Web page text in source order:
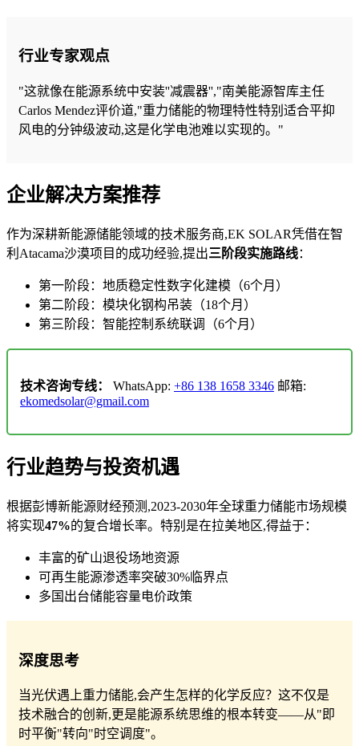
行业专家观点
"这就像在能源系统中安装''减震器'',"南美能源智库主任
Carlos Mendez评价道,"重力储能的物理特性特别适合平抑
风电的分钟级波动,这是化学电池难以实现的。"
企业解决方案推荐
作为深耕新能源储能领域的技术服务商,EK SOLAR凭借在智
利Atacama沙漠项目的成功经验,提出三阶段实施路线：
第一阶段：地质稳定性数字化建模（6个月）
第二阶段：模块化钢构吊装（18个月）
第三阶段：智能控制系统联调（6个月）
技术咨询专线： WhatsApp: +86 138 1658 3346 邮箱:
ekomedsolar@gmail.com
行业趋势与投资机遇
根据彭博新能源财经预测,2023-2030年全球重力储能市场规模
将实现47%的复合增长率。特别是在拉美地区,得益于：
丰富的矿山退役场地资源
可再生能源渗透率突破30%临界点
多国出台储能容量电价政策
深度思考
当光伏遇上重力储能,会产生怎样的化学反应？这不仅是
技术融合的创新,更是能源系统思维的根本转变——从"即
时平衡"转向"时空调度"。